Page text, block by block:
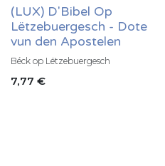
(LUX) D'Bibel Op
Lëtzebuergesch - Dote
vun den Apostelen
Béck op Lëtzebuergesch
7,77 €